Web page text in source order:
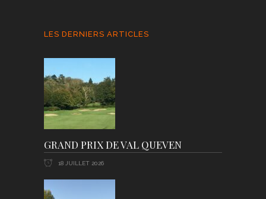
LES DERNIERS ARTICLES
GRAND PRIX DE VAL QUEVEN
18 JUILLET 2026